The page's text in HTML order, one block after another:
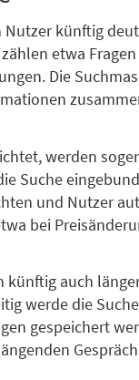
Nutzer künftig
etwa
Die
werden
Suche
und Nutzer
bei
auch
werde die
gespeichert